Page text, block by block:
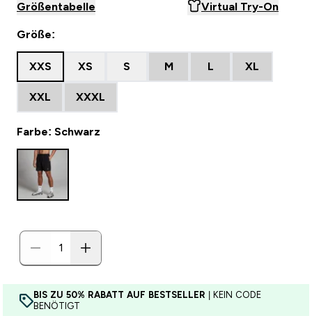
Größentabelle Virtual Try-On
Größe:
XXS XS S M L XL
XXL XXXL
Farbe: Schwarz
BIS ZU 50% RABATT AUF BESTSELLER | KEIN CODE
BENÖTIGT